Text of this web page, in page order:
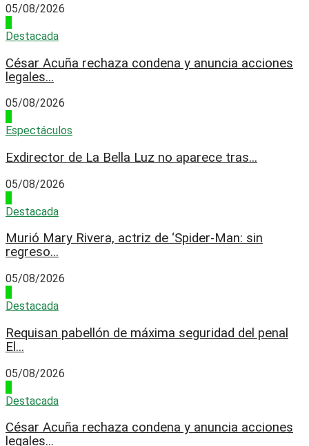
05/08/2026
Destacada
César Acuña rechaza condena y anuncia acciones
legales...
05/08/2026
Espectáculos
Exdirector de La Bella Luz no aparece tras...
05/08/2026
Destacada
Murió Mary Rivera, actriz de ‘Spider-Man: sin
regreso...
05/08/2026
Destacada
Requisan pabellón de máxima seguridad del penal
El...
05/08/2026
Destacada
César Acuña rechaza condena y anuncia acciones
legales...